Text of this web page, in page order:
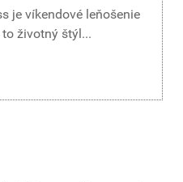
je víkendové leňošenie
životný štýl...